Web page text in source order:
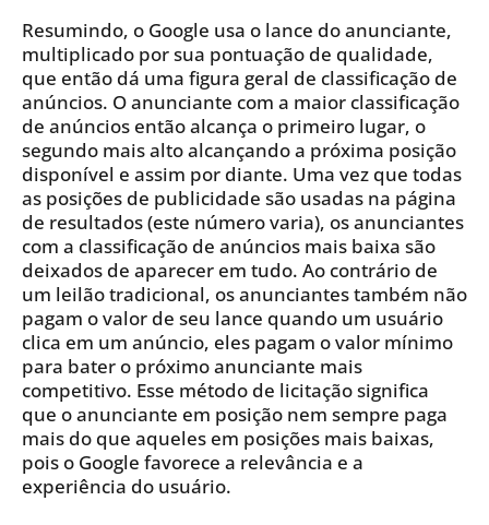
Resumindo, o Google usa o lance do anunciante,
multiplicado por sua pontuação de qualidade,
que então dá uma figura geral de classificação de
anúncios. O anunciante com a maior classificação
de anúncios então alcança o primeiro lugar, o
segundo mais alto alcançando a próxima posição
disponível e assim por diante. Uma vez que todas
as posições de publicidade são usadas na página
de resultados (este número varia), os anunciantes
com a classificação de anúncios mais baixa são
deixados de aparecer em tudo. Ao contrário de
um leilão tradicional, os anunciantes também não
pagam o valor de seu lance quando um usuário
clica em um anúncio, eles pagam o valor mínimo
para bater o próximo anunciante mais
competitivo. Esse método de licitação significa
que o anunciante em posição nem sempre paga
mais do que aqueles em posições mais baixas,
pois o Google favorece a relevância e a
experiência do usuário.